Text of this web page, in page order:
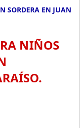
SORDERA EN JUAN
NIÑOS